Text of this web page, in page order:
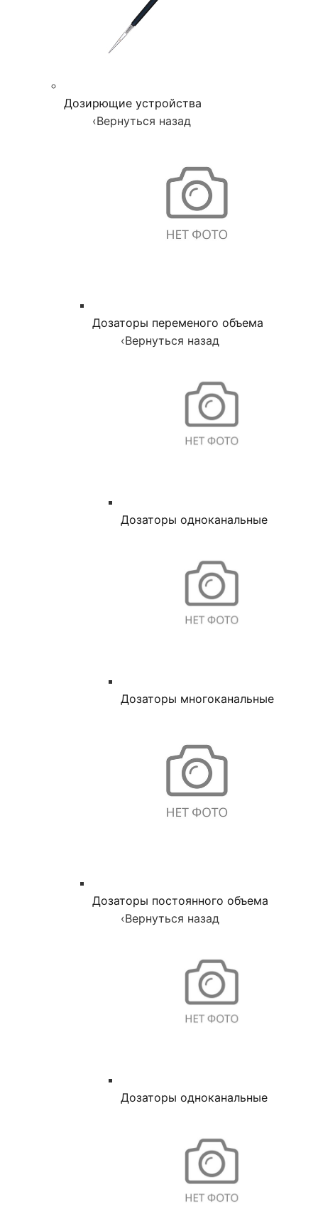
Дозирющие устройства
‹Вернуться назад
Дозаторы переменого объема
‹Вернуться назад
Дозаторы одноканальные
Дозаторы многоканальные
Дозаторы постоянного объема
‹Вернуться назад
Дозаторы одноканальные